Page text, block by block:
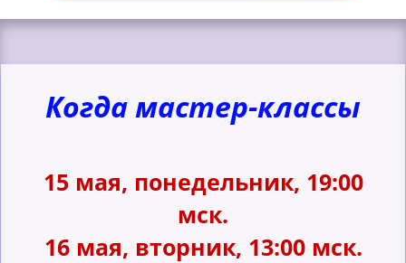
Когда мастер-классы
15 мая, понедельник, 19:00
мск.
16 мая, вторник, 13:00 мск.